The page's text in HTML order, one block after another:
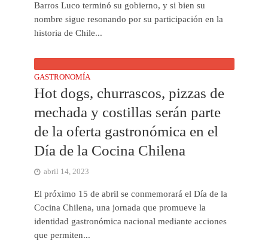
Barros Luco terminó su gobierno, y si bien su
nombre sigue resonando por su participación en la
historia de Chile...
GASTRONOMÍA
Hot dogs, churrascos, pizzas de
mechada y costillas serán parte
de la oferta gastronómica en el
Día de la Cocina Chilena
abril 14, 2023
El próximo 15 de abril se conmemorará el Día de la
Cocina Chilena, una jornada que promueve la
identidad gastronómica nacional mediante acciones
que permiten...